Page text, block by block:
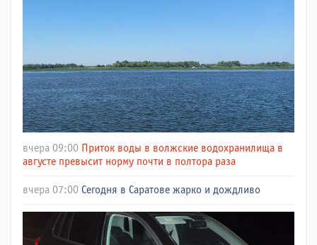
вчера 09:00 Приток воды в волжские водохранилища в
августе превысит норму почти в полтора раза
вчера 07:00 Сегодня в Саратове жарко и дождливо